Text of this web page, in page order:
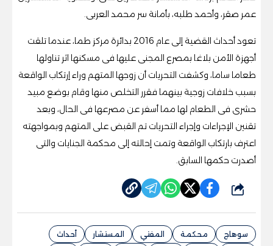
عمر صقر، وأحمد طلبه، بأمانة سر محمد العربى.
تعود أحداث القضية إلى عام 2016 بدائرة مركز طما، عندما تلقت
أجهزة الأمن بلاغا بمصرع المجنى عليها فى مسكنها اثر تناولها
طعاما ساما، وكشفت التحريات أن زوجها المتهم وراء إرتكاب الواقعة
بسبب خلافات زوجية بينهما فقرر التخلص منها وقام بوضع مبيد
حشرى فى الطعام لها مما أسفر عن مصرعها فى الحال، وبعد
تقنين الإجراءات وإجراء التحريات تم القبض على المتهم وبمواجهته
اعترف بارتكاب الواقعة وتمت إحالته إلى محكمة الجنايات والتى
أصدرت حكمها السابق.
شارك
سوهاج محكمة المفتي المستشار
أحداث